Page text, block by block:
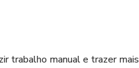
trabalho manual e trazer mais